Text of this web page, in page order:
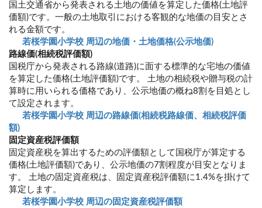
国土交通省から発表される土地の価値を算定した価格(土地評
価額)です。一般の土地取引における客観的な地価の目安とさ
れる金額です。
若桜学園小学校 周辺の地価・土地価格(公示地価)
路線価(相続税評価額)
国税庁から発表される路線(道路)に面する標準的な宅地の価値
を算定した価格(土地評価額)です。 土地の相続税や贈与税の計
算時に用いられる価格であり、公示地価の概ね8割を目処とし
て設定されます。
若桜学園小学校 周辺の路線価(相続税路線価、相続税評価
額)
固定資産税評価額
固定資産税を算出するための評価額として国税庁が算定する
価格(土地評価額)であり、公示地価の7割程度が目安となりま
す。 土地の固定資産税は、固定資産税評価額に1.4%を掛けて
算定します。
若桜学園小学校 周辺の固定資産税評価額